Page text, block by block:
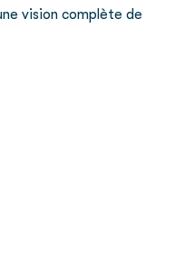
vision complète de